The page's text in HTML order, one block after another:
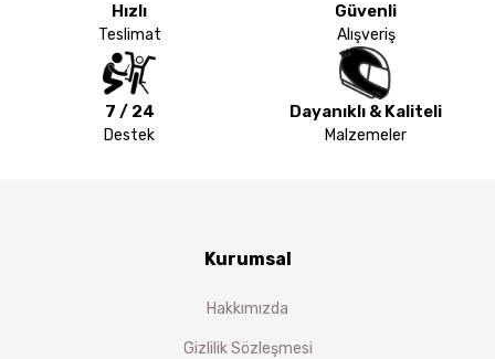
Hızlı
Teslimat
Güvenli
Alışveriş
7 / 24
Destek
Dayanıklı & Kaliteli
Malzemeler
Kurumsal
Hakkımızda
Gizlilik Sözleşmesi